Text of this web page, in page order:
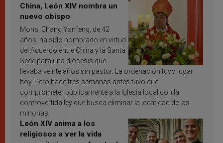
China, León XIV nombra un
nuevo obispo
Mons. Chang Yanfeng, de 42
años, ha sido nombrado en virtud
del Acuerdo entre China y la Santa
Sede para una diócesis que
llevaba veinte años sin pastor. La ordenación tuvo lugar
hoy. Pero hace tres semanas antes tuvo que
comprometer públicamente a la Iglesia local con la
controvertida ley que busca eliminar la identidad de las
minorías.
León XIV anima a los
religiosos a ver la vida